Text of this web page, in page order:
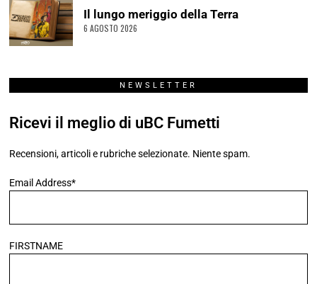
Il lungo meriggio della Terra
6 AGOSTO 2026
NEWSLETTER
Ricevi il meglio di uBC Fumetti
Recensioni, articoli e rubriche selezionate. Niente spam.
Email Address*
FIRSTNAME